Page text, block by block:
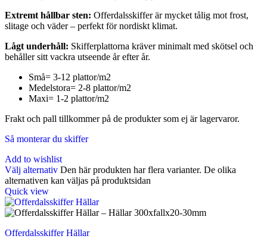
Extremt hållbar sten: Offerdalsskiffer är mycket tålig mot frost,
slitage och väder – perfekt för nordiskt klimat.
Lågt underhåll: Skifferplattorna kräver minimalt med skötsel och
behåller sitt vackra utseende år efter år.
Små= 3-12 plattor/m2
Medelstora= 2-8 plattor/m2
Maxi= 1-2 plattor/m2
Frakt och pall tillkommer på de produkter som ej är lagervaror.
Så monterar du skiffer
Add to wishlist
Välj alternativ Den här produkten har flera varianter. De olika
alternativen kan väljas på produktsidan
Quick view
Offerdalsskiffer Hällar